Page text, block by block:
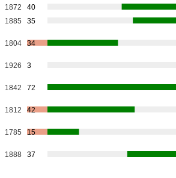
1872
40
1885 35
1804 34
1926 3
1842 72
1812 42
1785 15
1888 37